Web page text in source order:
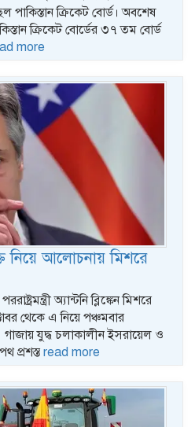
পাকিস্তান ক্রিকেট বোর্ড। অবশেষ
ক্রিকেট বোর্ডের ৩৭ তম বোর্ড
more
নিয়ে আলোচনায় মিশরে
অ্যান্টনি ব্লিঙ্কেন মিশরে
থেকে এ নিয়ে পঞ্চমবার
গাজায় যুদ্ধ চলাকালীন ইসরায়েল ও
প্রশস্ত read more